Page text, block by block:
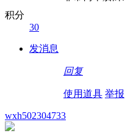
积分
30
发消息
回复
使用道具 举报
wxh502304733